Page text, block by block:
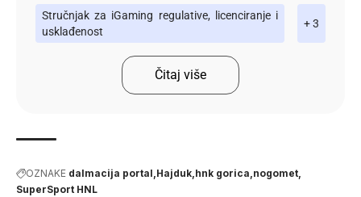
Stručnjak za iGaming regulative, licenciranje i
usklađenost
+ 3
Čitaj više
OZNAKE dalmacija portal Hajduk hnk gorica nogomet
SuperSport HNL